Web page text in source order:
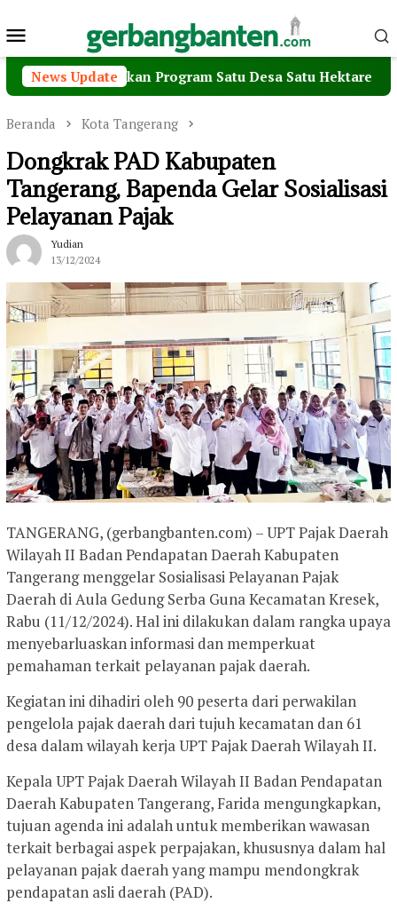
ke
Menu
Mobile
News Update
Program Satu Desa Satu Hektare Jagung
Beranda Kota Tangerang
Dongkrak PAD Kabupaten
Tangerang, Bapenda Gelar Sosialisasi
Pelayanan Pajak
Yudian
13/12/2024
TANGERANG, (gerbangbanten.com) – UPT Pajak Daerah
Wilayah II Badan Pendapatan Daerah Kabupaten
Tangerang menggelar Sosialisasi Pelayanan Pajak
Daerah di Aula Gedung Serba Guna Kecamatan Kresek,
Rabu (11/12/2024). Hal ini dilakukan dalam rangka upaya
menyebarluaskan informasi dan memperkuat
pemahaman terkait pelayanan pajak daerah.
Kegiatan ini dihadiri oleh 90 peserta dari perwakilan
pengelola pajak daerah dari tujuh kecamatan dan 61
desa dalam wilayah kerja UPT Pajak Daerah Wilayah II.
Kepala UPT Pajak Daerah Wilayah II Badan Pendapatan
Daerah Kabupaten Tangerang, Farida mengungkapkan,
tujuan agenda ini adalah untuk memberikan wawasan
terkait berbagai aspek perpajakan, khususnya dalam hal
pelayanan pajak daerah yang mampu mendongkrak
pendapatan asli daerah (PAD).